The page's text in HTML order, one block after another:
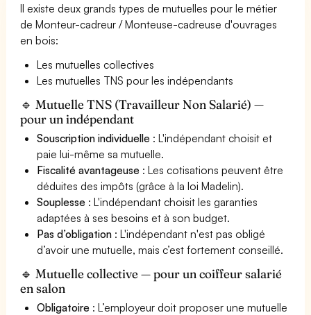
Il existe deux grands types de mutuelles pour le métier
de Monteur-cadreur / Monteuse-cadreuse d'ouvrages
en bois:
Les mutuelles collectives
Les mutuelles TNS pour les indépendants
🔹 Mutuelle TNS (Travailleur Non Salarié) —
pour un indépendant
Souscription individuelle : L'indépendant choisit et
paie lui-même sa mutuelle.
Fiscalité avantageuse : Les cotisations peuvent être
déduites des impôts (grâce à la loi Madelin).
Souplesse : L'indépendant choisit les garanties
adaptées à ses besoins et à son budget.
Pas d’obligation : L'indépendant n'est pas obligé
d’avoir une mutuelle, mais c’est fortement conseillé.
🔹 Mutuelle collective — pour un coiffeur salarié
en salon
Obligatoire : L’employeur doit proposer une mutuelle